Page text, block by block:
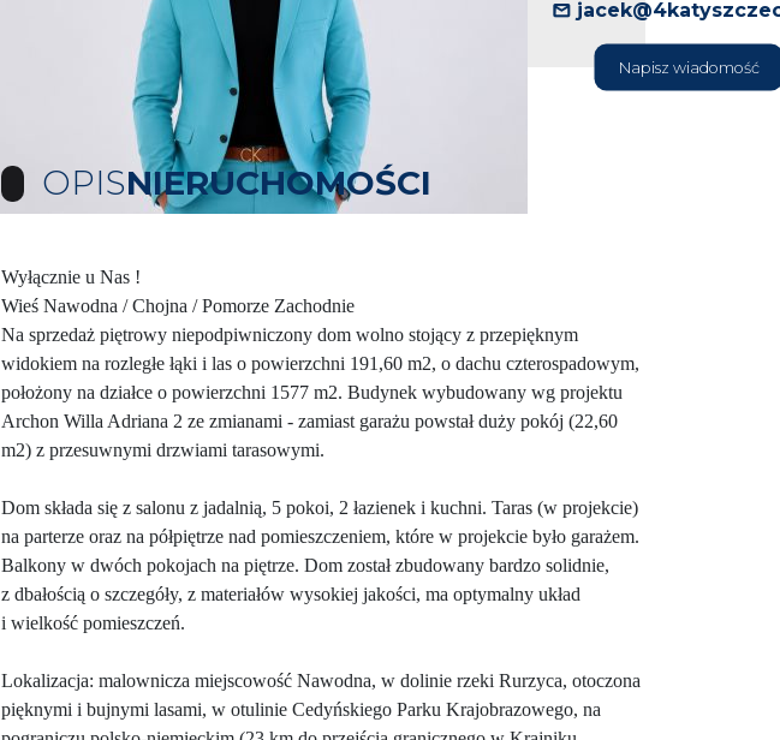
Napisz wiadomość
OPISNIERUCHOMOŚCI
Wyłącznie u Nas !
Wieś Nawodna / Chojna / Pomorze Zachodnie
Na sprzedaż piętrowy niepodpiwniczony dom wolno stojący z przepięknym
widokiem na rozległe łąki i las o powierzchni 191,60 m2, o dachu czterospadowym,
położony na działce o powierzchni 1577 m2. Budynek wybudowany wg projektu
Archon Willa Adriana 2 ze zmianami - zamiast garażu powstał duży pokój (22,60
m2) z przesuwnymi drzwiami tarasowymi.
Dom składa się z salonu z jadalnią, 5 pokoi, 2 łazienek i kuchni. Taras (w projekcie)
na parterze oraz na półpiętrze nad pomieszczeniem, które w projekcie było garażem.
Balkony w dwóch pokojach na piętrze. Dom został zbudowany bardzo solidnie,
z dbałością o szczegóły, z materiałów wysokiej jakości, ma optymalny układ
i wielkość pomieszczeń.
Lokalizacja: malownicza miejscowość Nawodna, w dolinie rzeki Rurzyca, otoczona
pięknymi i bujnymi lasami, w otulinie Cedyńskiego Parku Krajobrazowego, na